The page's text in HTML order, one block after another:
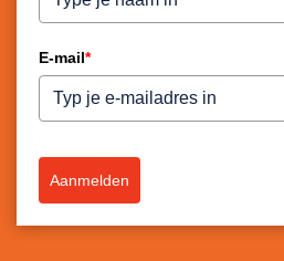
E-mail*
Aanmelden